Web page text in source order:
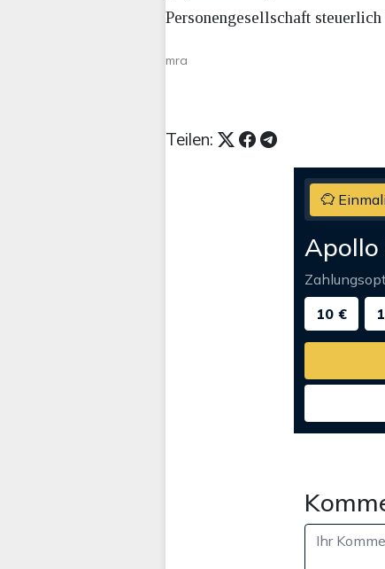
Personengesellschaft
mra
Teilen:
Apollo
10 €